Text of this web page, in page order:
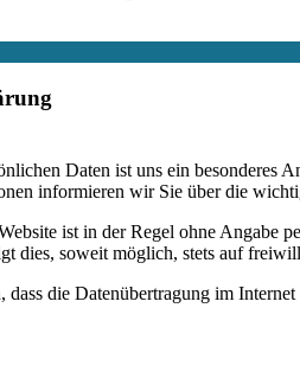
Daten ist uns ein besonderes
informieren wir Sie über die
ist in der Regel ohne Angabe
dies, soweit möglich, stets auf
dass die Datenübertragung im